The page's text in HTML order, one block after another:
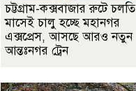
চট্টগ্রাম-কক্সবাজার রুটে চলতি
মাসেই চালু হচ্ছে মহানগর
এক্সপ্রেস, আসছে আরও নতুন
আন্তঃনগর ট্রেন